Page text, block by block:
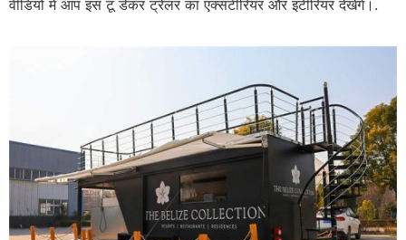
वीडियो में आप इस टू डेकर ट्रेलर का एक्सटीरियर और इंटीरियर देखेंगे।.